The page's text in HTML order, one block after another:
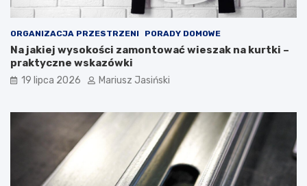
ORGANIZACJA PRZESTRZENI PORADY DOMOWE
Na jakiej wysokości zamontować wieszak na kurtki –
praktyczne wskazówki
19 lipca 2026 Mariusz Jasiński